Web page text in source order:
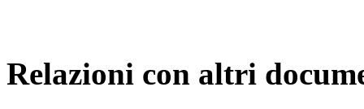
Relazioni con altri